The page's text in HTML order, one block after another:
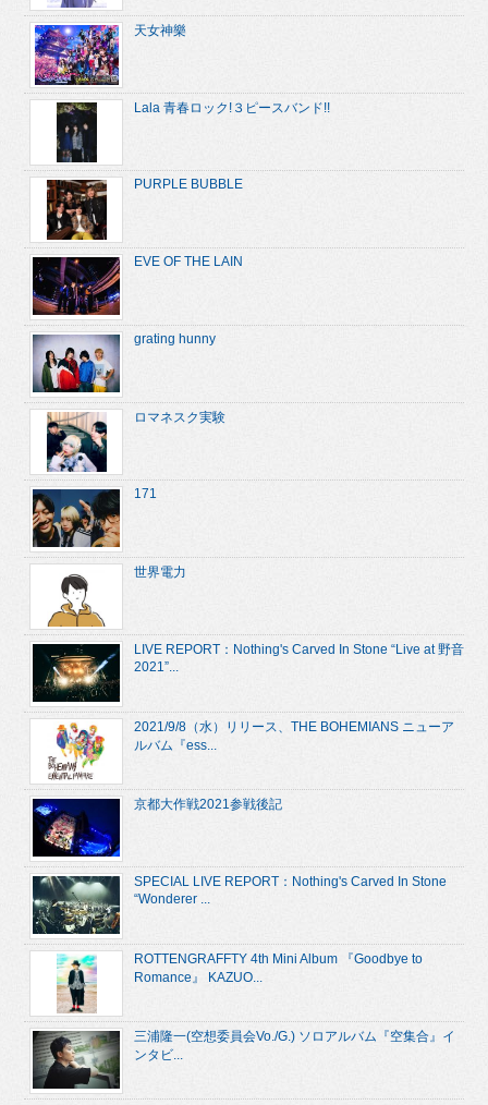
天女神樂
Lala 青春ロック!３ピースバンド!!
PURPLE BUBBLE
EVE OF THE LAIN
grating hunny
ロマネスク実験
171
世界電力
LIVE REPORT：Nothing's Carved In Stone “Live at 野音
2021”...
2021/9/8（水）リリース、THE BOHEMIANS ニューア
ルバム『ess...
京都大作戦2021参戦後記
SPECIAL LIVE REPORT：Nothing's Carved In Stone
“Wonderer ...
ROTTENGRAFFTY 4th Mini Album 『Goodbye to
Romance』 KAZUO...
三浦隆一(空想委員会Vo./G.) ソロアルバム『空集合』イ
ンタビ...